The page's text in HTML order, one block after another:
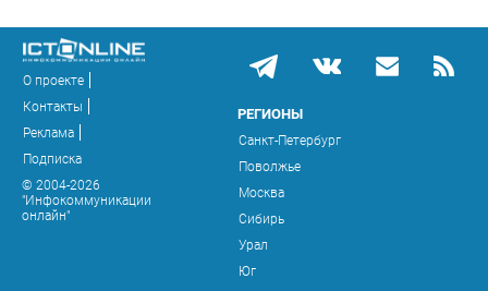
О проекте
Контакты
Реклама
Подписка
© 2004-2026
"Инфокоммуникации
онлайн"
РЕГИОНЫ
Санкт-Петербург
Поволжье
Москва
Сибирь
Урал
Юг